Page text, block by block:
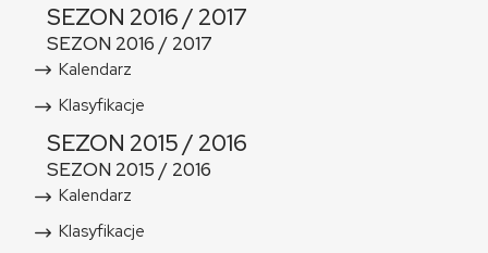
SEZON 2016 / 2017
SEZON 2016 / 2017
Kalendarz
Klasyfikacje
SEZON 2015 / 2016
SEZON 2015 / 2016
Kalendarz
Klasyfikacje